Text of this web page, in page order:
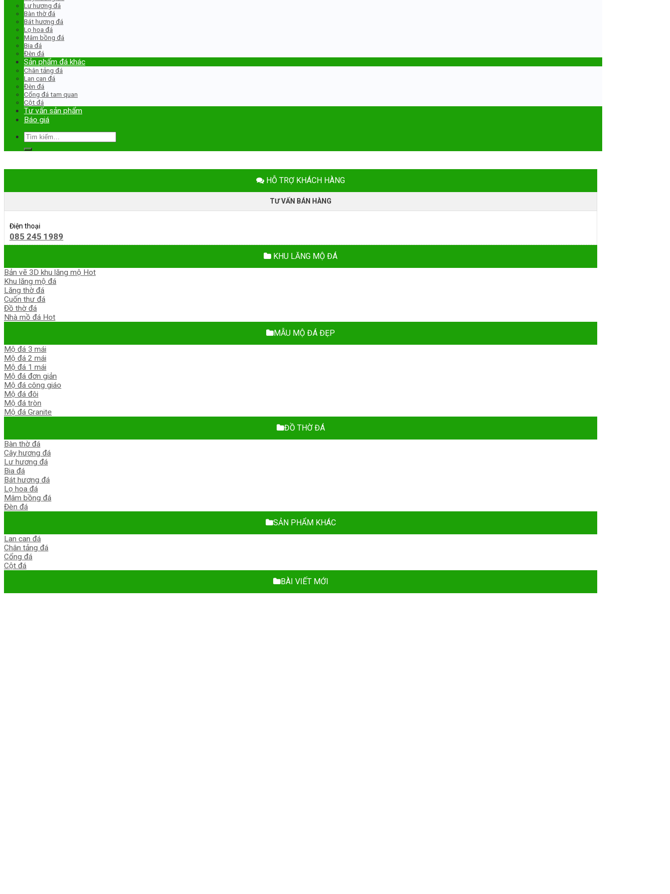
Lư hương đá
Bàn thờ đá
Bát hương đá
Lọ hoa đá
Mâm bồng đá
Bia đá
Đèn đá
Sản phẩm đá khác
Chân tảng đá
Lan can đá
Đèn đá
Cổng đá tam quan
Cột đá
Tư vấn sản phẩm
Báo giá
Tìm
kiếm:
HỖ TRỢ KHÁCH HÀNG
TƯ VẤN BÁN HÀNG
Điện thoại
085 245 1989
KHU LĂNG MỘ ĐÁ
Bản vẽ 3D khu lăng mộ
Khu lăng mộ đá
Lăng thờ đá
Cuốn thư đá
Đồ thờ đá
Nhà mồ đá
MẪU MỘ ĐÁ ĐẸP
Mộ đá 3 mái
Mộ đá 2 mái
Mộ đá 1 mái
Mộ đá đơn giản
Mộ đá công giáo
Mộ đá đôi
Mộ đá tròn
Mộ đá Granite
ĐỒ THỜ ĐÁ
Bàn thờ đá
Cây hương đá
Lư hương đá
Bia đá
Bát hương đá
Lọ hoa đá
Mâm bồng đá
Đèn đá
SẢN PHẨM KHÁC
Lan can đá
Chân tảng đá
Cổng đá
Cột đá
BÀI VIẾT MỚI